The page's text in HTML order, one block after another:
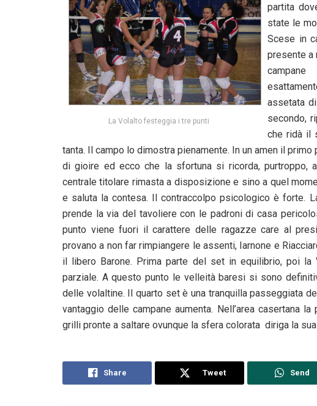
La Volalto festeggia i tre punti
partita
state le
Scese in
presente a
campane
assetata
secondo,
che ridà il
tanta. Il campo lo dimostra pienamente. In un amen il
di gioire ed ecco che la sfortuna si ricorda, purtroppo,
centrale titolare rimasta a disposizione e sino a quel
e saluta la contesa. Il contraccolpo psicologico è forte.
prende la via del tavoliere con le padroni di casa
punto viene fuori il carattere delle ragazze care al
provano a non far rimpiangere le assenti, Iarnone e
il libero Barone. Prima parte del set in equilibrio, poi
parziale. A questo punto le velleità baresi si sono
delle volaltine. Il quarto set è una tranquilla passeggiata
vantaggio delle campane aumenta. Nell’area casertana
grilli pronte a saltare ovunque la sfera colorata diriga la
Share Tweet Send